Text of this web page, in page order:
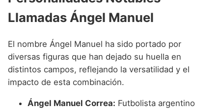
Llamadas Ángel Manuel
El nombre Ángel Manuel ha sido portado por
diversas figuras que han dejado su huella en
distintos campos, reflejando la versatilidad y el
impacto de esta combinación.
Ángel Manuel Correa: Futbolista argentino